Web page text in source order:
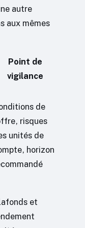
autre
aux mêmes
Point de
vigilance
de
risques
unités de
horizon
et